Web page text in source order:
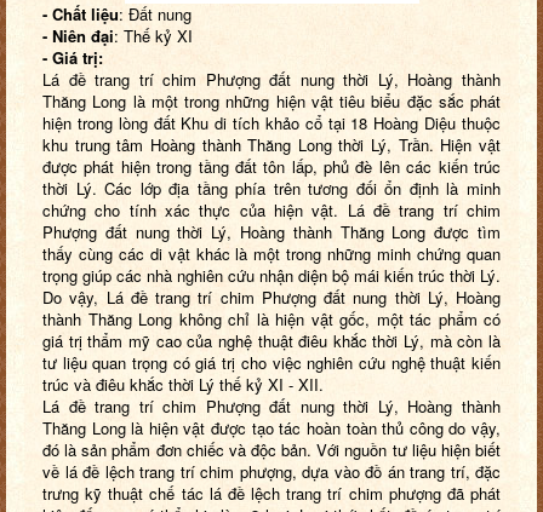
- Chất liệu: Đất nung
- Niên đại: Thế kỷ XI
- Giá trị:
Lá đề trang trí chim Phượng đất nung thời Lý, Hoàng thành
Thăng Long là một trong những hiện vật tiêu biểu đặc sắc phát
hiện trong lòng đất Khu di tích khảo cổ tại 18 Hoàng Diệu thuộc
khu trung tâm Hoàng thành Thăng Long thời Lý, Trần. Hiện vật
được phát hiện trong tầng đất tôn lấp, phủ đè lên các kiến trúc
thời Lý. Các lớp địa tầng phía trên tương đối ổn định là minh
chứng cho tính xác thực của hiện vật. Lá đề trang trí chim
Phượng đất nung thời Lý, Hoàng thành Thăng Long được tìm
thấy cùng các di vật khác là một trong những minh chứng quan
trọng giúp các nhà nghiên cứu nhận diện bộ mái kiến trúc thời Lý.
Do vậy, Lá đề trang trí chim Phượng đất nung thời Lý, Hoàng
thành Thăng Long không chỉ là hiện vật gốc, một tác phẩm có
giá trị thẩm mỹ cao của nghệ thuật điêu khắc thời Lý, mà còn là
tư liệu quan trọng có giá trị cho việc nghiên cứu nghệ thuật kiến
trúc và điêu khắc thời Lý thế kỷ XI - XII.
Lá đề trang trí chim Phượng đất nung thời Lý, Hoàng thành
Thăng Long là hiện vật được tạo tác hoàn toàn thủ công do vậy,
đó là sản phẩm đơn chiếc và độc bản. Với nguồn tư liệu hiện biết
về lá đề lệch trang trí chim phượng, dựa vào đồ án trang trí, đặc
trưng kỹ thuật chế tác lá đề lệch trang trí chim phượng đã phát